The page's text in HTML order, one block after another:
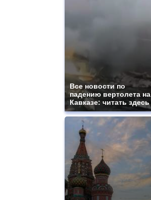
Все новости по
падению вертолета на
Кавказе: читать здесь